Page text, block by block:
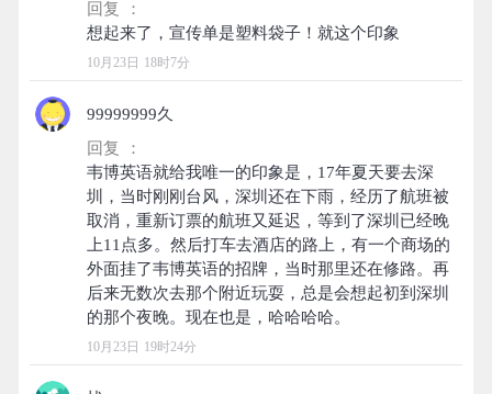
回复 ：
10月23日 18时7分
99999999久
回复 ：
韦博英语就给我唯一的印象是，17年夏天要去深
圳，当时刚刚台风，深圳还在下雨，经历了航班被
取消，重新订票的航班又延迟，等到了深圳已经晚
上11点多。然后打车去酒店的路上，有一个商场的
外面挂了韦博英语的招牌，当时那里还在修路。再
后来无数次去那个附近玩耍，总是会想起初到深圳
10月23日 19时24分